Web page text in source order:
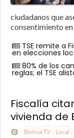
ciudadanos que
consentimiento
TSE remite a
en elecciones
80% de los
reglas; el TSE
Fiscalía
vivienda de
Bolivia TV Local